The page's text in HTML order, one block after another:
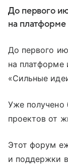
До первого
на платформе
До первого
на платформе
«Сильные
Уже получено
проектов от
Этот форум
и поддержки